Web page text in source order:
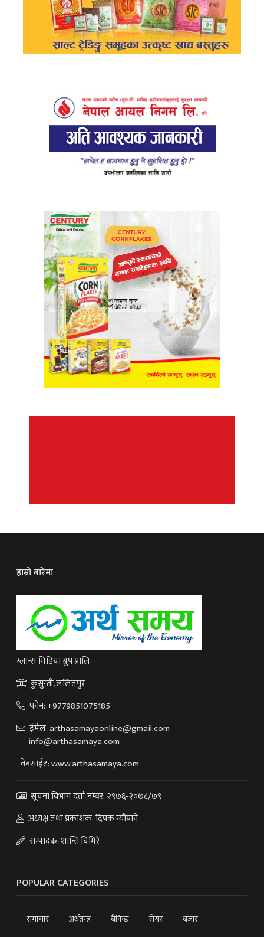
हाम्रो बारेमा
ग्लान्स मिडिया ग्रुप प्रालि
कुसुन्ती,ललितपुर
फोन:+9779851075185
ईमेल:arthasamayaonline@gmail.com
info@arthasamaya.com
वेबसाईट: www.arthasamaya.com
सूचना विभाग दर्ता नम्बर: २९७६-२०७८/७९
अध्यक्ष तथा प्रकाशक: दिपक न्यौपाने
सम्पादक: शान्ति घिमिरे
POPULAR CATEGORIES
समाचार अर्थतन्त्र बैंकिङ सेयर बजार